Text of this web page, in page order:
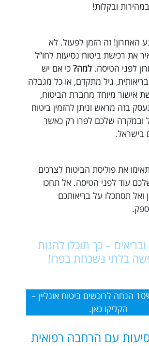
ובקלות!
האחרון! זה הזמן לפעול. לא
את רכישת ביטוח נסיעות לחו”ל
לפני הטיסה. למה? כי אם יש
גיל מתקדם, או כל מגבלה
אישור מיוחד מחברת הביטוח,
בזה מראש וניתן להזמין ביטוח
ובמקרה שלכם לפרו רק כאשר
בישראל.
את פוליסת הביטוח לצרכים
עוד לפני הטיסה. אל תחכו
ואל תסתכלו על בריאותכם
– כך תוכלו להנות
בלתי נשכחת בפרו!
קבלו עוד 10% הנחה לרוכשים ביטוח אונליין –
הקליקו כאן.
עם הרחבה רפואית